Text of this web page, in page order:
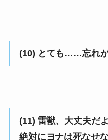
(10) とても……忘れ
(11) 雷獣、大丈夫だ
絶対にヨナは死なせ